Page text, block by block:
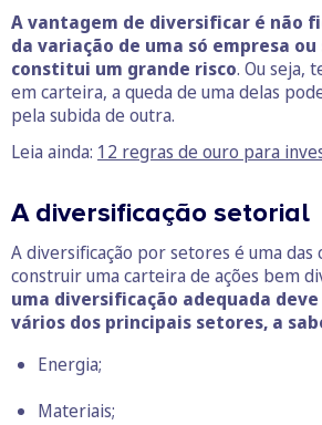
A vantagem de diversificar é não
da variação de uma só empresa ou
constitui um grande risco. Ou seja,
em carteira, a queda de uma delas
pela subida de outra.
Leia ainda: 12 regras de ouro para
A diversificação setorial
A diversificação por setores é uma das
construir uma carteira de ações bem
uma diversificação adequada
vários dos principais setores, a
Energia;
Materiais;